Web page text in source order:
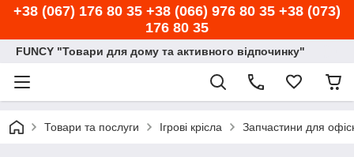
+38 (067) 176 80 35 +38 (066) 976 80 35 +38 (073)
176 80 35
FUNCY "Товари для дому та активного відпочинку"
Товари та послуги Ігрові крісла Запчастини для